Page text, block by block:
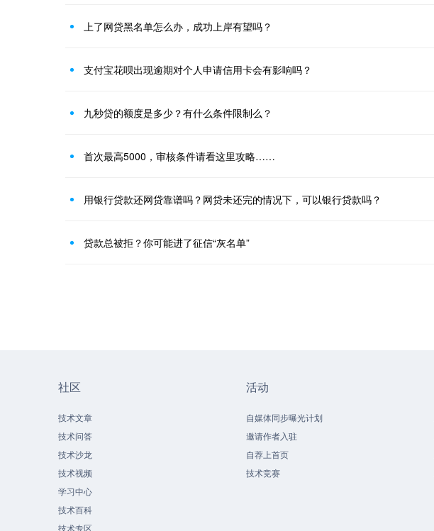
上了网贷黑名单怎么办，成功上岸有望吗？
支付宝花呗出现逾期对个人申请信用卡会有影响吗？
九秒贷的额度是多少？有什么条件限制么？
首次最高5000，审核条件请看这里攻略……
用银行贷款还网贷靠谱吗？网贷未还完的情况下，可以银行贷款吗？
贷款总被拒？你可能进了征信“灰名单”
社区
技术文章
技术问答
技术沙龙
技术视频
学习中心
技术百科
技术专区
活动
自媒体同步曝光计划
邀请作者入驻
自荐上首页
技术竞赛